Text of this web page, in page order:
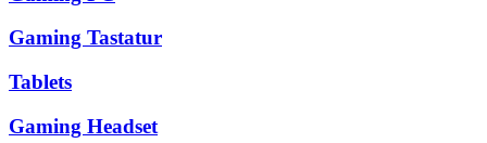
Gaming Tastatur
Tablets
Gaming Headset